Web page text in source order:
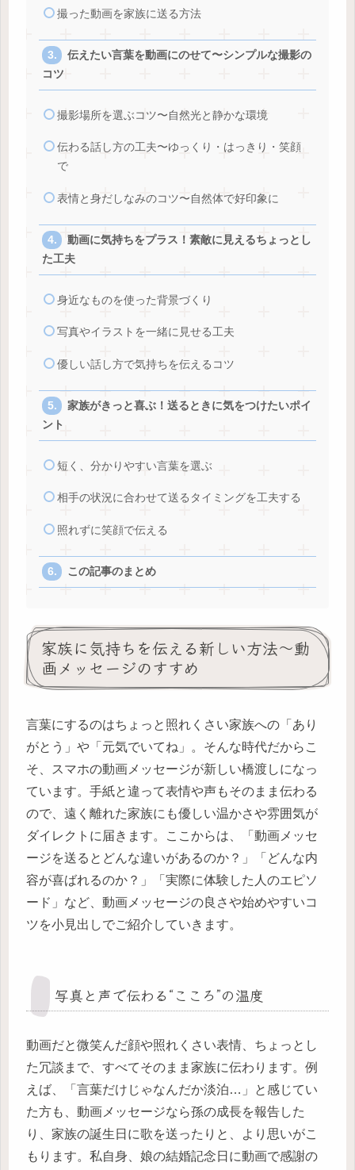
撮った動画を家族に送る方法
伝えたい言葉を動画にのせて〜シンプルな撮影の
コツ
撮影場所を選ぶコツ〜自然光と静かな環境
伝わる話し方の工夫〜ゆっくり・はっきり・笑顔
で
表情と身だしなみのコツ〜自然体で好印象に
動画に気持ちをプラス！素敵に見えるちょっとし
た工夫
身近なものを使った背景づくり
写真やイラストを一緒に見せる工夫
優しい話し方で気持ちを伝えるコツ
家族がきっと喜ぶ！送るときに気をつけたいポイ
ント
短く、分かりやすい言葉を選ぶ
相手の状況に合わせて送るタイミングを工夫する
照れずに笑顔で伝える
この記事のまとめ
家族に気持ちを伝える新しい方法〜動
画メッセージのすすめ
言葉にするのはちょっと照れくさい家族への「あり
がとう」や「元気でいてね」。そんな時代だからこ
そ、スマホの動画メッセージが新しい橋渡しになっ
ています。手紙と違って表情や声もそのまま伝わる
ので、遠く離れた家族にも優しい温かさや雰囲気が
ダイレクトに届きます。ここからは、「動画メッセ
ージを送るとどんな違いがあるのか？」「どんな内
容が喜ばれるのか？」「実際に体験した人のエピソ
ード」など、動画メッセージの良さや始めやすいコ
ツを小見出しでご紹介していきます。
写真と声で伝わる“こころ”の温度
動画だと微笑んだ顔や照れくさい表情、ちょっとし
た冗談まで、すべてそのまま家族に伝わります。例
えば、「言葉だけじゃなんだか淡泊…」と感じてい
た方も、動画メッセージなら孫の成長を報告した
り、家族の誕生日に歌を送ったりと、より思いがこ
もります。私自身、娘の結婚記念日に動画で感謝の